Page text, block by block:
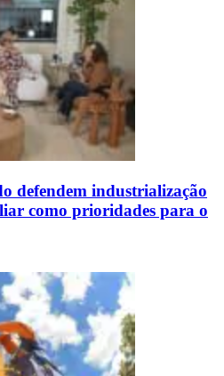
defendem industrialização
como prioridades para o